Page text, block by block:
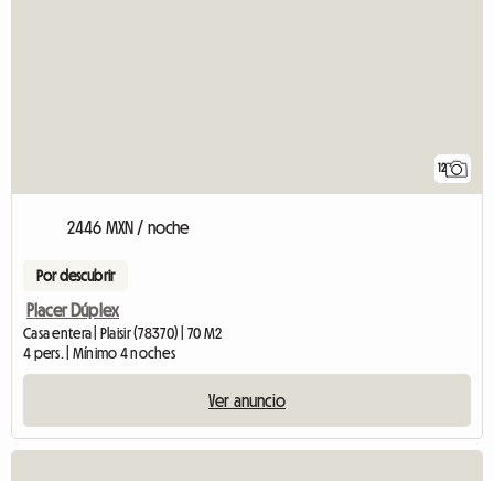
12
2446 MXN / noche
Por descubrir
Placer Dúplex
Casa entera | Plaisir (78370) | 70 M2
4 pers. | Mínimo 4 noches
Ver anuncio